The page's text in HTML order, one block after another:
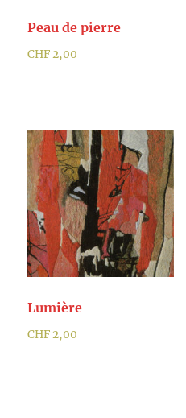
Peau de pierre
CHF2,00
Lumière
CHF2,00